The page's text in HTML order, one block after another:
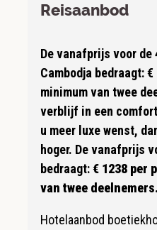
Reisaanbod
De vanafprijs voor
Cambodja bedraagt:
minimum van twee
verblijf in een
u meer luxe wenst,
hoger. De vanafprijs
bedraagt:€ 1238 per
van twee deelnemers.
Hotelaanbod